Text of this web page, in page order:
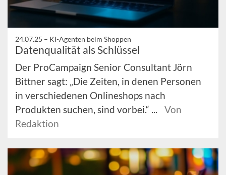
24.07.25 – KI-Agenten beim Shoppen
Datenqualität als Schlüssel
Der ProCampaign Senior Consultant Jörn
Bittner sagt: „Die Zeiten, in denen Personen
in verschiedenen Onlineshops nach
Produkten suchen, sind vorbei.“ ...
Von
Redaktion